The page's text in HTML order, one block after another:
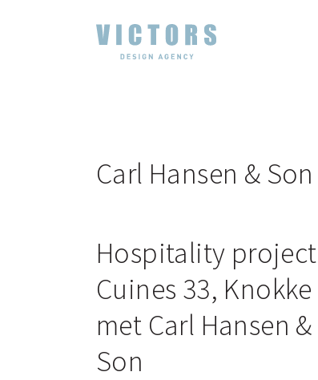
Carl Hansen &
Hospitality
Cuines 33, Knokke
met Carl Hansen &
Son